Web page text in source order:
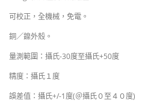
可校正，全機械，免電。
銅／鎳外殼。
量測範圍：攝氏-30度至攝氏+50度
精度：攝氏１度
誤差值：攝氏+/-1度(＠攝氏０至４０度)